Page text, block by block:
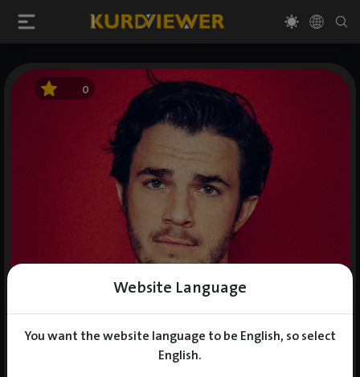
Website Language
You want the website language to be English, so select
English.
0